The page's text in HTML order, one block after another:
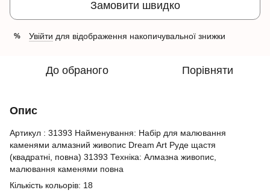
Замовити швидко
% Увійти для відображення накопичувальної знижки
До обраного Порівняти
Опис
Артикул : 31393 Найменування: Набір для малювання
каменями алмазний живопис Dream Art Руде щастя
(квадратні, повна) 31393 Техніка: Алмазна живопис,
малювання каменями повна
Кількість кольорів: 18